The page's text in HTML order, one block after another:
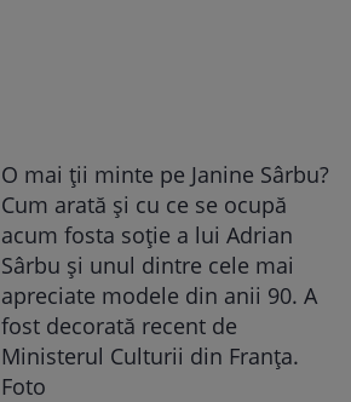
O mai ții minte pe Janine Sârbu?
Cum arată și cu ce se ocupă
acum fosta soție a lui Adrian
Sârbu și unul dintre cele mai
apreciate modele din anii 90. A
fost decorată recent de
Ministerul Culturii din Franța.
Foto